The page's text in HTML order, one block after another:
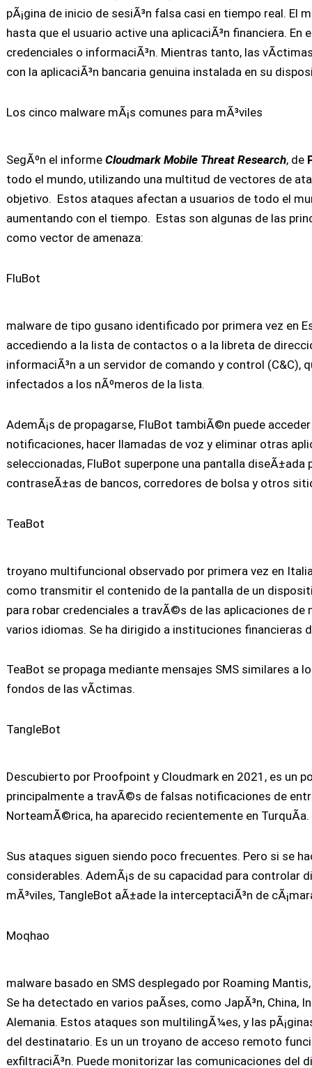
pÃ¡gina de inicio de sesiÃ³n falsa casi en tiempo real. El
hasta que el usuario active una aplicaciÃ³n financiera.
credenciales o informaciÃ³n. Mientras tanto, las
con la aplicaciÃ³n bancaria genuina instalada en su
Los cinco malware mÃ¡s comunes para mÃ³viles
SegÃºn el informe Cloudmark Mobile Threat Research, de
todo el mundo, utilizando una multitud de vectores de
objetivo. Estos ataques afectan a usuarios de todo el
aumentando con el tiempo. Estas son algunas de las
como vector de amenaza:
FluBot
malware de tipo gusano identificado por primera vez en
accediendo a la lista de contactos o a la libreta de
informaciÃ³n a un servidor de comando y control (C&C),
infectados a los nÃºmeros de la lista.
AdemÃ¡s de propagarse, FluBot tambiÃ©n puede
notificaciones, hacer llamadas de voz y eliminar otras
seleccionadas, FluBot superpone una pantalla
contraseÃ±as de bancos, corredores de bolsa y otros
TeaBot
troyano multifuncional observado por primera vez en
como transmitir el contenido de la pantalla de un
para robar credenciales a travÃ©s de las aplicaciones de
varios idiomas. Se ha dirigido a instituciones financieras
TeaBot se propaga mediante mensajes SMS similares a
fondos de las vÃ­ctimas.
TangleBot
Descubierto por Proofpoint y Cloudmark en 2021, es un
principalmente a travÃ©s de falsas notificaciones de
NorteamÃ©rica, ha aparecido recientemente en TurquÃ­a.
Sus ataques siguen siendo poco frecuentes. Pero si se
considerables. AdemÃ¡s de su capacidad para controlar
mÃ³viles, TangleBot aÃ±ade la interceptaciÃ³n de
Moqhao
malware basado en SMS desplegado por Roaming
Se ha detectado en varios paÃ­ses, como JapÃ³n, China,
Alemania. Estos ataques son multilingÃ¼es, y las
del destinatario. Es un un troyano de acceso remoto
exfiltraciÃ³n. Puede monitorizar las comunicaciones del